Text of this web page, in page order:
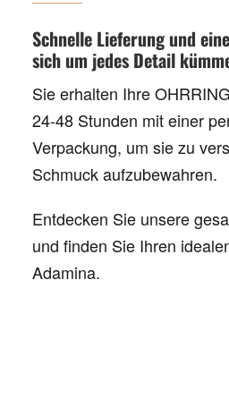
Schnelle Lieferung und
sich um jedes Detail
Sie erhalten Ihre
24-48 Stunden mit einer
Verpackung, um sie zu
Schmuck aufzubewahren.
Entdecken Sie unsere
und finden Sie Ihren
Adamina.